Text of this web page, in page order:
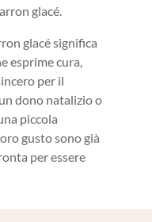
glacé.
glacé significa
esprime cura,
per il
dono natalizio o
piccola
gusto sono già
per essere